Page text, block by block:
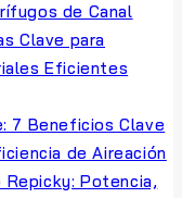
de Canal
Clave para
Eficientes
7 Beneficios Clave
de Aireación
Repicky: Potencia,